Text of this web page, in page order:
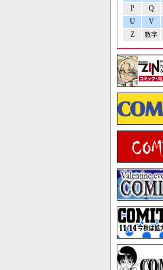
P
Q
U
V
Z
数字